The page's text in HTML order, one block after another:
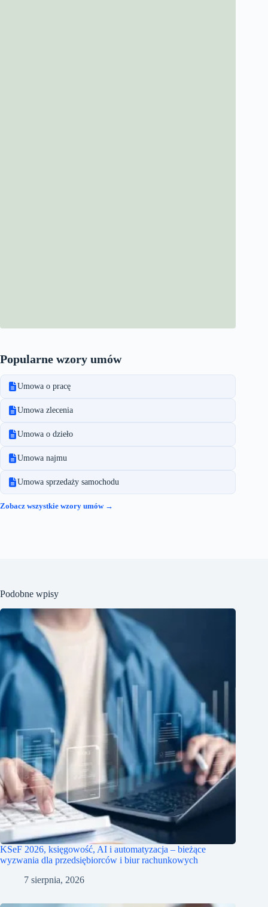
Popularne wzory umów
Umowa o pracę
Umowa zlecenia
Umowa o dzieło
Umowa najmu
Umowa sprzedaży samochodu
Zobacz wszystkie wzory umów →
Podobne wpisy
KSeF 2026, księgowość, AI i automatyzacja – bieżące
wyzwania dla przedsiębiorców i biur rachunkowych
7 sierpnia, 2026